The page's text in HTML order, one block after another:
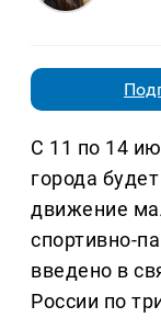
С 11 по 14
города
движение
спортивно-
введено в
России по